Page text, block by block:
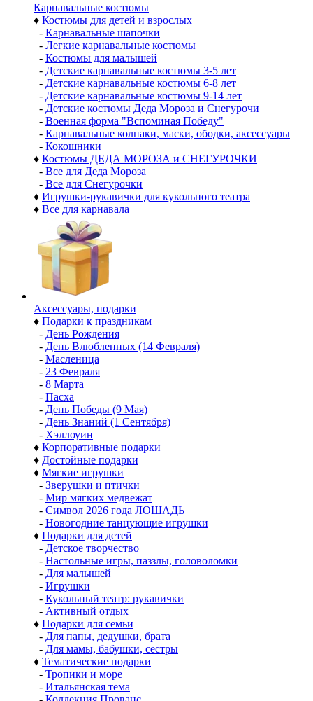
Карнавальные костюмы
♦ Костюмы для детей и взрослых
- Карнавальные шапочки
- Легкие карнавальные костюмы
- Костюмы для малышей
- Детские карнавальные костюмы 3-5 лет
- Детские карнавальные костюмы 6-8 лет
- Детские карнавальные костюмы 9-14 лет
- Детские костюмы Деда Мороза и Снегурочи
- Военная форма "Вспоминая Победу"
- Карнавальные колпаки, маски, ободки, аксессуары
- Кокошники
♦ Костюмы ДЕДА МОРОЗА и СНЕГУРОЧКИ
- Все для Деда Мороза
- Все для Снегурочки
♦ Игрушки-рукавички для кукольного театра
♦ Все для карнавала
Аксессуары, подарки
♦ Подарки к праздникам
- День Рождения
- День Влюбленных (14 Февраля)
- Масленица
- 23 Февраля
- 8 Марта
- Пасха
- День Победы (9 Мая)
- День Знаний (1 Сентября)
- Хэллоуин
♦ Корпоративные подарки
♦ Достойные подарки
♦ Мягкие игрушки
- Зверушки и птички
- Мир мягких медвежат
- Символ 2026 года ЛОШАДЬ
- Новогодние танцующие игрушки
♦ Подарки для детей
- Детское творчество
- Настольные игры, паззлы, головоломки
- Для малышей
- Игрушки
- Кукольный театр: рукавички
- Активный отдых
♦ Подарки для семьи
- Для папы, дедушки, брата
- Для мамы, бабушки, сестры
♦ Тематические подарки
- Тропики и море
- Итальянская тема